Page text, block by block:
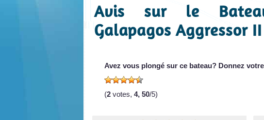
Avis sur le
Galapagos Aggressor II
Avez vous plongé sur ce bateau? Donnez
(2 votes, 4, 50/5)